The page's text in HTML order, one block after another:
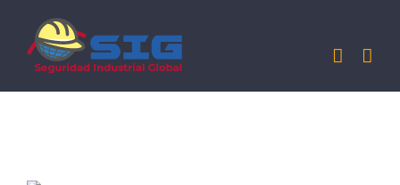
contenido